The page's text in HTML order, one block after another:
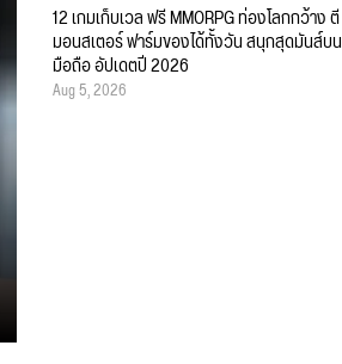
12 เกมเก็บเวล ฟรี MMORPG ท่องโลกกว้าง ตี
มอนสเตอร์ ฟาร์มของได้ทั้งวัน สนุกสุดมันส์บน
มือถือ อัปเดตปี 2026
Aug 5, 2026